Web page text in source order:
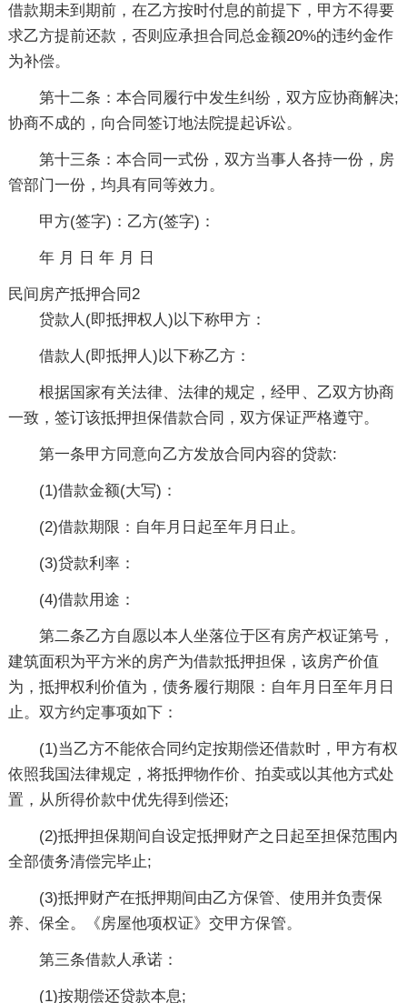
借款期未到期前，在乙方按时付息的前提下，甲方不得要
求乙方提前还款，否则应承担合同总金额20%的违约金作
为补偿。
第十二条：本合同履行中发生纠纷，双方应协商解决;
协商不成的，向合同签订地法院提起诉讼。
第十三条：本合同一式份，双方当事人各持一份，房
管部门一份，均具有同等效力。
甲方(签字)：乙方(签字)：
年 月 日 年 月 日
民间房产抵押合同2
贷款人(即抵押权人)以下称甲方：
借款人(即抵押人)以下称乙方：
根据国家有关法律、法律的规定，经甲、乙双方协商
一致，签订该抵押担保借款合同，双方保证严格遵守。
第一条甲方同意向乙方发放合同内容的贷款:
(1)借款金额(大写)：
(2)借款期限：自年月日起至年月日止。
(3)贷款利率：
(4)借款用途：
第二条乙方自愿以本人坐落位于区有房产权证第号，
建筑面积为平方米的房产为借款抵押担保，该房产价值
为，抵押权利价值为，债务履行期限：自年月日至年月日
止。双方约定事项如下：
(1)当乙方不能依合同约定按期偿还借款时，甲方有权
依照我国法律规定，将抵押物作价、拍卖或以其他方式处
置，从所得价款中优先得到偿还;
(2)抵押担保期间自设定抵押财产之日起至担保范围内
全部债务清偿完毕止;
(3)抵押财产在抵押期间由乙方保管、使用并负责保
养、保全。《房屋他项权证》交甲方保管。
第三条借款人承诺：
(1)按期偿还贷款本息;